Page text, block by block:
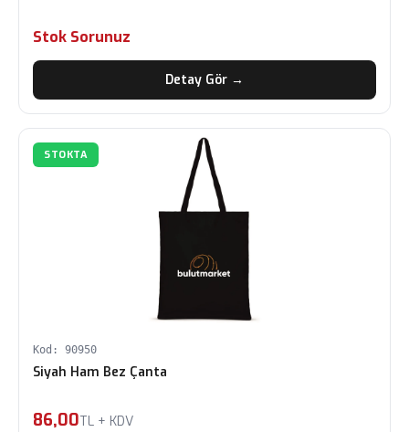
Stok Sorunuz
Detay Gör →
STOKTA
Kod: 90950
Siyah Ham Bez Çanta
86,00TL + KDV